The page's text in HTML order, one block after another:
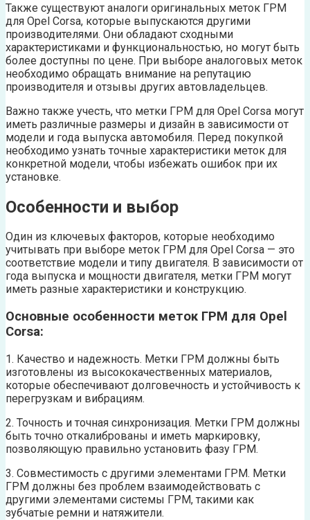
Также существуют аналоги оригинальных меток ГРМ
для Opel Corsa, которые выпускаются другими
производителями. Они обладают сходными
характеристиками и функциональностью, но могут быть
более доступны по цене. При выборе аналоговых меток
необходимо обращать внимание на репутацию
производителя и отзывы других автовладельцев.
Важно также учесть, что метки ГРМ для Opel Corsa могут
иметь различные размеры и дизайн в зависимости от
модели и года выпуска автомобиля. Перед покупкой
необходимо узнать точные характеристики меток для
конкретной модели, чтобы избежать ошибок при их
установке.
Особенности и выбор
Один из ключевых факторов, которые необходимо
учитывать при выборе меток ГРМ для Opel Corsa — это
соответствие модели и типу двигателя. В зависимости от
года выпуска и мощности двигателя, метки ГРМ могут
иметь разные характеристики и конструкцию.
Основные особенности меток ГРМ для Opel
Corsa:
1. Качество и надежность. Метки ГРМ должны быть
изготовлены из высококачественных материалов,
которые обеспечивают долговечность и устойчивость к
перегрузкам и вибрациям.
2. Точность и точная синхронизация. Метки ГРМ должны
быть точно откалиброваны и иметь маркировку,
позволяющую правильно установить фазу ГРМ.
3. Совместимость с другими элементами ГРМ. Метки
ГРМ должны без проблем взаимодействовать с
другими элементами системы ГРМ, такими как
зубчатые ремни и натяжители.